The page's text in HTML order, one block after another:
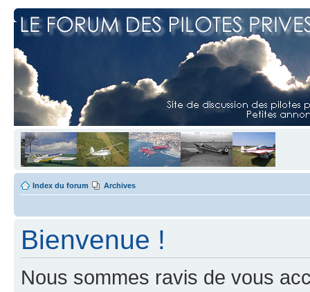
Index du forum Archives
Bienvenue !
Nous sommes ravis de vous